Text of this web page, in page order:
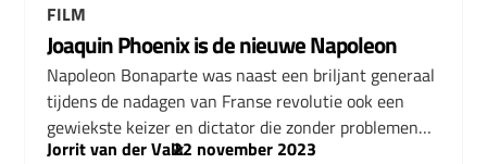
FILM
Joaquin Phoenix is de nieuwe Napoleon
Napoleon Bonaparte was naast een briljant generaal
tijdens de nadagen van Franse revolutie ook een
gewiekste keizer en dictator die zonder problemen…
Jorrit van der Valk
–
22 november 2023